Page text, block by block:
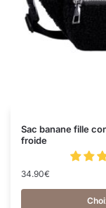
Sac banane fille
froide
34.90€